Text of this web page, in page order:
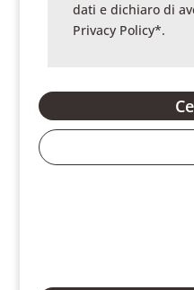
dati e dichiaro di
Privacy Policy*.